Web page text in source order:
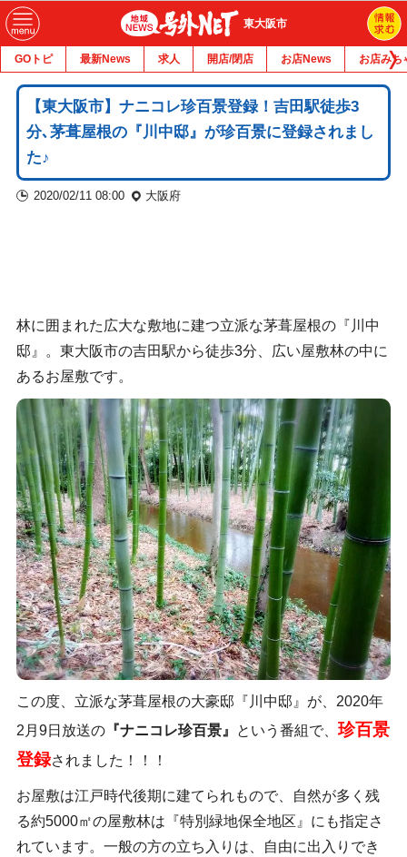
東大阪市
GOトピ 最新News 求人 開店/閉店 お店News お店みち
【東大阪市】ナニコレ珍百景登録！吉田駅徒歩3
分､茅葺屋根の『川中邸』が珍百景に登録されまし
た♪
2020/02/11 08:00 大阪府
林に囲まれた広大な敷地に建つ立派な茅葺屋根の『川中
邸』。東大阪市の吉田駅から徒歩3分、広い屋敷林の中に
あるお屋敷です。
この度、立派な茅葺屋根の大豪邸『川中邸』が、2020年
2月9日放送の『ナニコレ珍百景』 という番組で、 珍百景
登録されました！！！
お屋敷は江戸時代後期に建てられもので、自然が多く残
る約5000㎡の屋敷林は『特別緑地保全地区』にも指定さ
れています。一般の方の立ち入りは、自由に出入りでき